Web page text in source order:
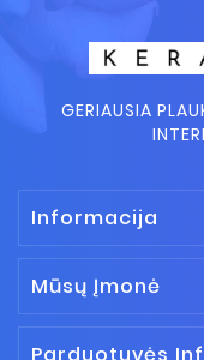
GERIAUSIA
Informacija
Mūsų Įmonė
Parduotuvės